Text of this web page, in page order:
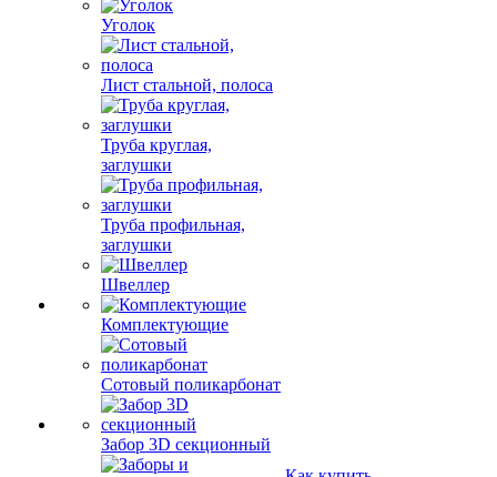
Уголок
Лист стальной, полоса
Труба круглая,
заглушки
Труба профильная,
заглушки
Швеллер
Комплектующие
Сотовый поликарбонат
Забор 3D секционный